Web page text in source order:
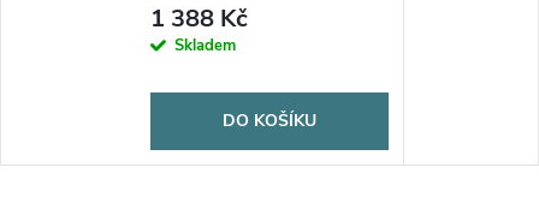
1 388 Kč
Skladem
DO KOŠÍKU